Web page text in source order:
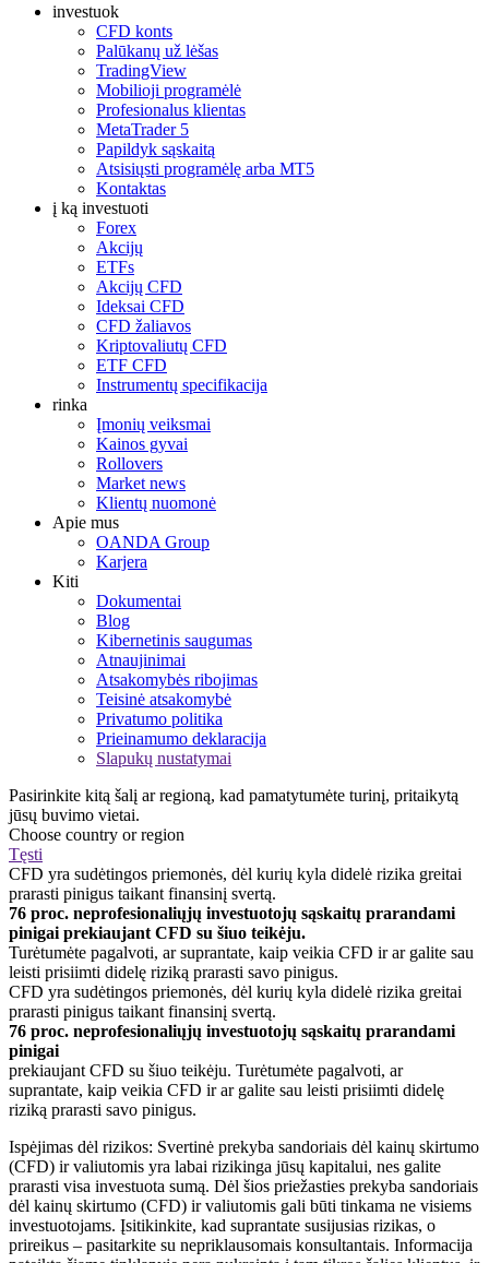
investuok
CFD konts
Palūkanų už lėšas
TradingView
Mobilioji programėlė
Profesionalus klientas
MetaTrader 5
Papildyk sąskaitą
Atsisiųsti programėlę arba MT5
Kontaktas
į ką investuoti
Forex
Akcijų
ETFs
Akcijų CFD
Ideksai CFD
CFD žaliavos
Kriptovaliutų CFD
ETF CFD
Instrumentų specifikacija
rinka
Įmonių veiksmai
Kainos gyvai
Rollovers
Market news
Klientų nuomonė
Apie mus
OANDA Group
Karjera
Kiti
Dokumentai
Blog
Kibernetinis saugumas
Atnaujinimai
Atsakomybės ribojimas
Teisinė atsakomybė
Privatumo politika
Prieinamumo deklaracija
Slapukų nustatymai
Pasirinkite kitą šalį ar regioną, kad pamatytumėte turinį, pritaikytą
jūsų buvimo vietai.
Choose country or region
Tęsti
CFD yra sudėtingos priemonės, dėl kurių kyla didelė rizika greitai
prarasti pinigus taikant finansinį svertą.
76 proc. neprofesionaliųjų investuotojų sąskaitų prarandami
pinigai prekiaujant CFD su šiuo teikėju.
Turėtumėte pagalvoti, ar suprantate, kaip veikia CFD ir ar galite sau
leisti prisiimti didelę riziką prarasti savo pinigus.
CFD yra sudėtingos priemonės, dėl kurių kyla didelė rizika greitai
prarasti pinigus taikant finansinį svertą.
76 proc. neprofesionaliųjų investuotojų sąskaitų prarandami
pinigai
prekiaujant CFD su šiuo teikėju. Turėtumėte pagalvoti, ar
suprantate, kaip veikia CFD ir ar galite sau leisti prisiimti didelę
riziką prarasti savo pinigus.
Ispėjimas dėl rizikos: Svertinė prekyba sandoriais dėl kainų skirtumo
(CFD) ir valiutomis yra labai rizikinga jūsų kapitalui, nes galite
prarasti visa investuota sumą. Dėl šios priežasties prekyba sandoriais
dėl kainų skirtumo (CFD) ir valiutomis gali būti tinkama ne visiems
investuotojams. Įsitikinkite, kad suprantate susijusias rizikas, o
prireikus – pasitarkite su nepriklausomais konsultantais. Informacija